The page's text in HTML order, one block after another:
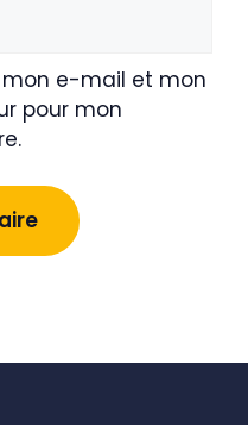
mon e-mail et mon
pour mon